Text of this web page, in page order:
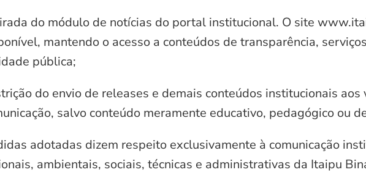
do módulo de notícias do portal institucional. O site
mantendo o acesso a conteúdos de transparência,
pública;
do envio de releases e demais conteúdos institucionais aos
salvo conteúdo meramente educativo, pedagógico ou
adotadas dizem respeito exclusivamente à comunicação
ambientais, sociais, técnicas e administrativas da Itaipu